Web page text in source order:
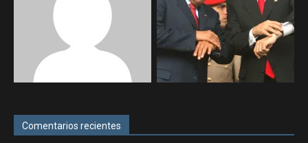
Comentarios recientes